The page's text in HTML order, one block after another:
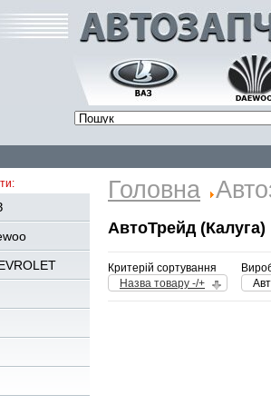
Головна
АвтоТрейд (Калуга)
Критерій сортування
Назва товару -/+